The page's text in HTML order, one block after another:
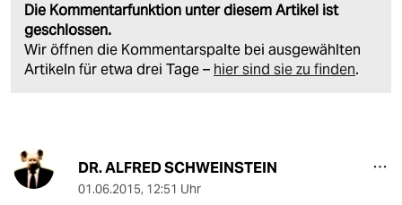
Die Kommentarfunktion unter diesem Artikel ist
geschlossen.
Wir öffnen die Kommentarspalte bei ausgewählten
Artikeln für etwa drei Tage – hier sind sie zu finden.
DR. ALFRED SCHWEINSTEIN
01.06.2015, 12:51 Uhr